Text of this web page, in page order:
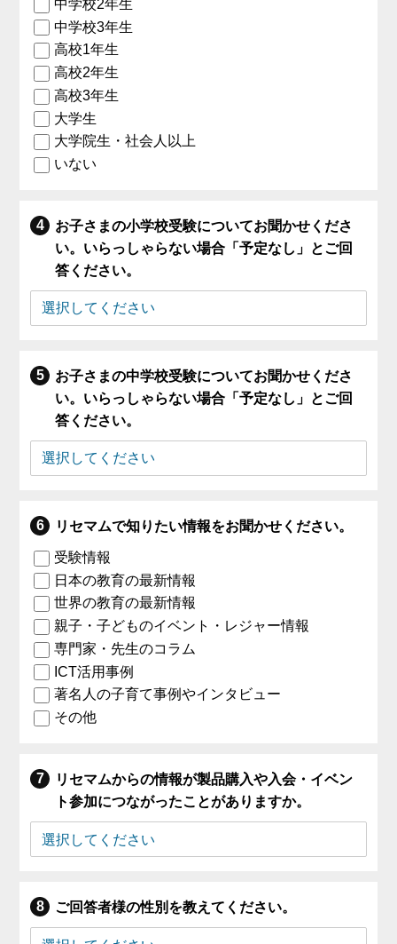
中学校2年生
中学校3年生
高校1年生
高校2年生
高校3年生
大学生
大学院生・社会人以上
いない
お子さまの小学校受験についてお聞かせくださ
い。いらっしゃらない場合「予定なし」とご回
答ください。
お子さまの中学校受験についてお聞かせくださ
い。いらっしゃらない場合「予定なし」とご回
答ください。
リセマムで知りたい情報をお聞かせください。
受験情報
日本の教育の最新情報
世界の教育の最新情報
親子・子どものイベント・レジャー情報
専門家・先生のコラム
ICT活用事例
著名人の子育て事例やインタビュー
その他
リセマムからの情報が製品購入や入会・イベン
ト参加につながったことがありますか。
ご回答者様の性別を教えてください。